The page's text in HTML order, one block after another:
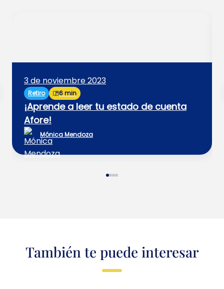
3 de noviembre 2023
Retiro 6 min
¡Aprende a leer tu estado de cuenta
Afore!
Mónica Mendoza
También te puede interesar